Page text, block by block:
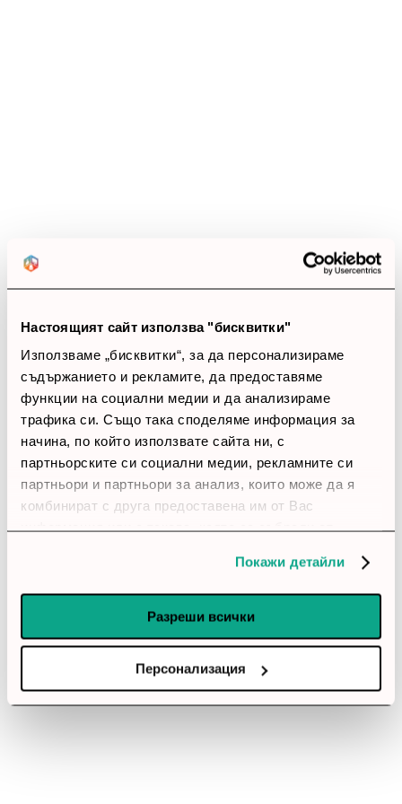
Настоящият сайт използва "бисквитки"
Използваме „бисквитки“, за да персонализираме
съдържанието и рекламите, да предоставяме
функции на социални медии и да анализираме
трафика си. Също така споделяме информация за
начина, по който използвате сайта ни, с
партньорските си социални медии, рекламните си
партньори и партньори за анализ, които може да я
комбинират с друга предоставена им от Вас
информация или с такава, която са събрали от
Покажи детайли
Разреши всички
Персонализация